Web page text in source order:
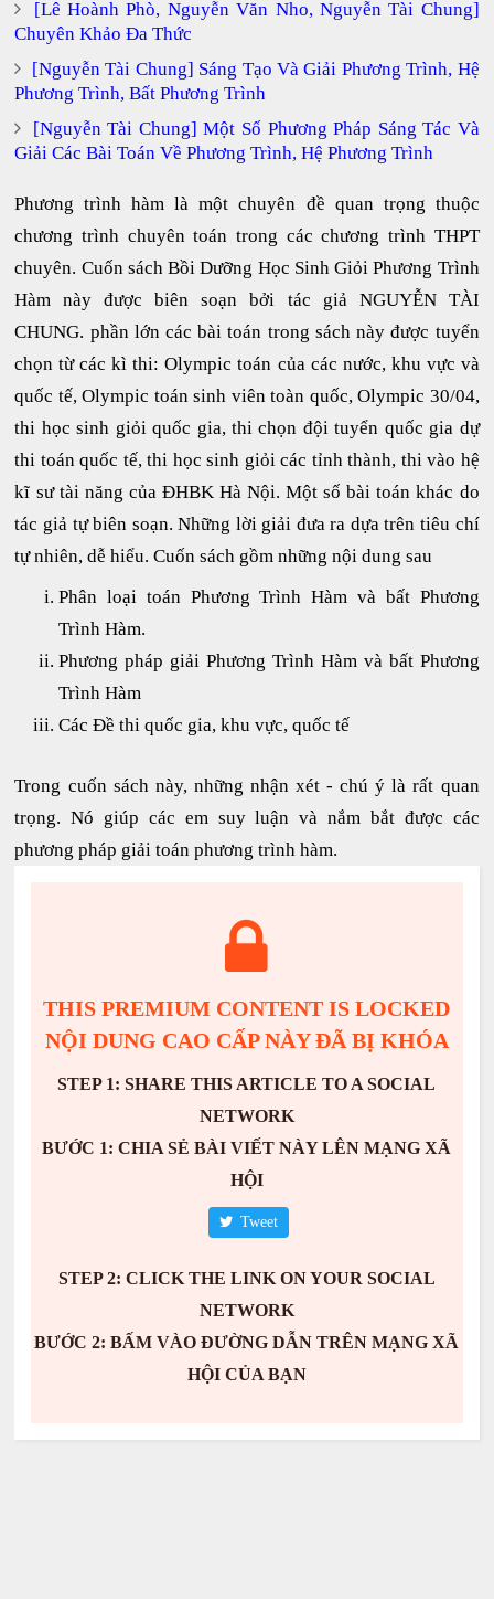
[Lê Hoành Phò, Nguyễn Văn Nho, Nguyễn Tài Chung]
Chuyên Khảo Đa Thức
[Nguyễn Tài Chung] Sáng Tạo Và Giải Phương Trình, Hệ
Phương Trình, Bất Phương Trình
[Nguyễn Tài Chung] Một Số Phương Pháp Sáng Tác Và
Giải Các Bài Toán Về Phương Trình, Hệ Phương Trình
Phương trình hàm là một chuyên đề quan trọng thuộc
chương trình chuyên toán trong các chương trình THPT
chuyên. Cuốn sách Bồi Dưỡng Học Sinh Giỏi Phương Trình
Hàm này được biên soạn bởi tác giả NGUYỄN TÀI
CHUNG. phần lớn các bài toán trong sách này được tuyển
chọn từ các kì thi: Olympic toán của các nước, khu vực và
quốc tế, Olympic toán sinh viên toàn quốc, Olympic 30/04,
thi học sinh giỏi quốc gia, thi chọn đội tuyển quốc gia dự
thi toán quốc tế, thi học sinh giỏi các tỉnh thành, thi vào hệ
kĩ sư tài năng của ĐHBK Hà Nội. Một số bài toán khác do
tác giả tự biên soạn. Những lời giải đưa ra dựa trên tiêu chí
tự nhiên, dễ hiểu. Cuốn sách gồm những nội dung sau
Phân loại toán Phương Trình Hàm và bất Phương
Trình Hàm.
Phương pháp giải Phương Trình Hàm và bất Phương
Trình Hàm
Các Đề thi quốc gia, khu vực, quốc tế
Trong cuốn sách này, những nhận xét - chú ý là rất quan
trọng. Nó giúp các em suy luận và nắm bắt được các
phương pháp giải toán phương trình hàm.
THIS PREMIUM CONTENT IS LOCKED
NỘI DUNG CAO CẤP NÀY ĐÃ BỊ KHÓA
STEP 1: SHARE THIS ARTICLE TO A SOCIAL
NETWORK
BƯỚC 1: CHIA SẺ BÀI VIẾT NÀY LÊN MẠNG XÃ
HỘI
Tweet
STEP 2: CLICK THE LINK ON YOUR SOCIAL
NETWORK
BƯỚC 2: BẤM VÀO ĐƯỜNG DẪN TRÊN MẠNG XÃ
HỘI CỦA BẠN